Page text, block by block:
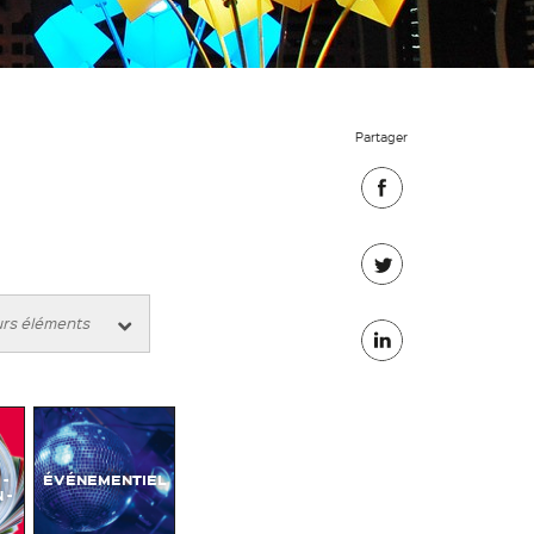
-
ÉVÉNEMENTIEL
Partager
sur
Facebook
sur
Twitter